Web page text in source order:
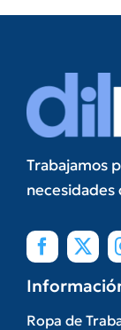
Trabajamos
Ropa de